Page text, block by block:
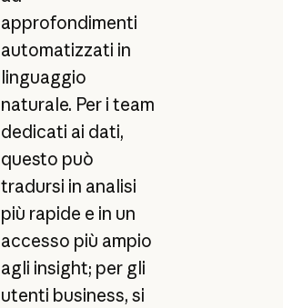
approfondimenti
automatizzati in
linguaggio
naturale. Per i team
dedicati ai dati,
questo può
tradursi in analisi
più rapide e in un
accesso più ampio
agli insight; per gli
utenti business, si